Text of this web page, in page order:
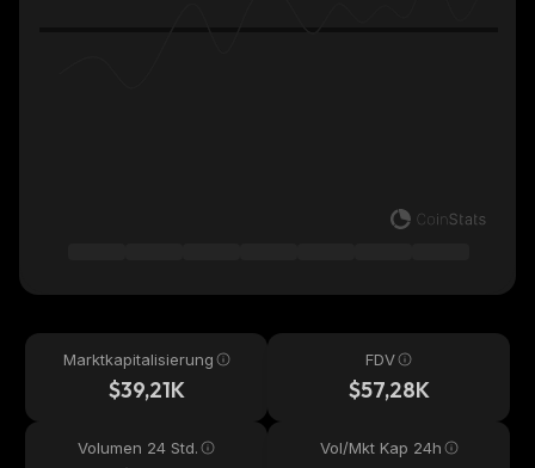
Marktkapitalisierung
$39,21K
FDV
$57,28K
Volumen 24 Std. Vol/Mkt Kap 24h